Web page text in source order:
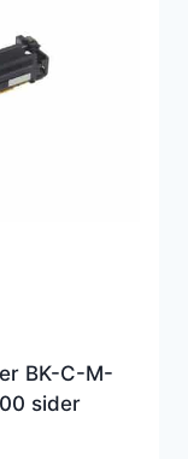
BK-C-M-
sider